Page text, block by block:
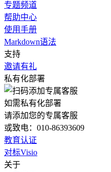
专题频道
帮助中心
使用手册
Markdown语法
支持
邀请有礼
私有化部署
如需私有化部署
请添加您的专属客服
或致电：010-86393609
教育认证
对标Visio
关于